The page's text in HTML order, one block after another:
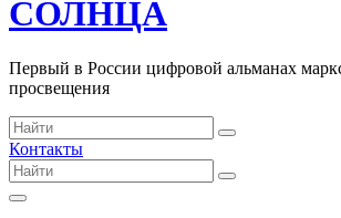
СОЛНЦА
Первый в России цифровой альманах
просвещения
Контакты